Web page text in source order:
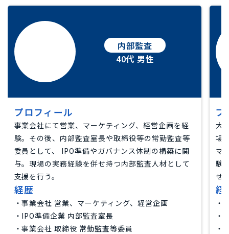
内部監査
40代 男性
プロフィール
事業会社にて営業、マーケティング、経営企画を経
験。その後、内部監査室長や取締役等の常勤監査等
委員として、 IPO準備やガバナンス体制の構築に関
与。現場の実務経験を併せ持つ内部監査人材として
支援を行う。
経歴
・事業会社 営業、マーケティング、経営企画
・IPO準備企業 内部監査室長
・事業会社 取締役 常勤監査等委員
プ
大
場
マ
験
せ
経
・
・
・